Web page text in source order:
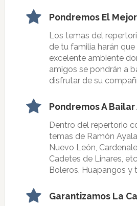
Pondremos El
Los temas del
de tu familia harán
excelente ambiente
amigos se pondrán a
disfrutar de su
Pondremos A Bailar
Dentro del repertorio
temas de Ramón
Nuevo León,
Cadetes de Linares,
Boleros, Huapangos y
Garantizamos La